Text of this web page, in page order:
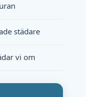
städare
vi om